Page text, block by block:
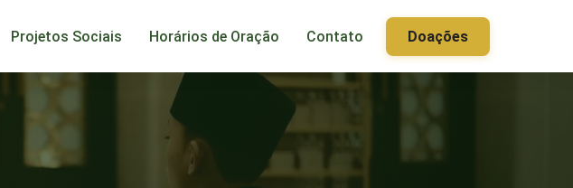
Projetos Sociais Horários de Oração Contato Doações